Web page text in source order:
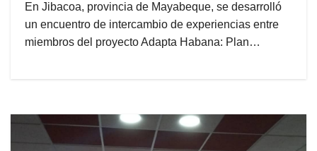
En Jibacoa, provincia de Mayabeque, se desarrolló
un encuentro de intercambio de experiencias entre
miembros del proyecto Adapta Habana: Plan…